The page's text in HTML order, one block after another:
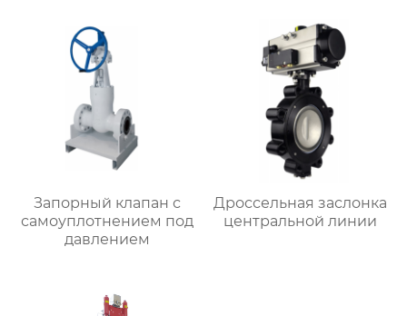
Запорный клапан с
самоуплотнением под
давлением
Дроссельная заслонка
центральной линии